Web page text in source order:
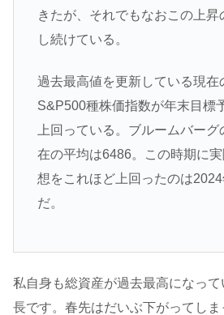
きたが、それでもなおこの上昇
し続けている。
過去最高値を更新している現在
S&P500種株価指数が年末目標
上回っている。ブルームバー
在の平均は6486。この時期に
想をこれほど上回ったのは
だ。
私自身も総資産が過去最高になっ
長です。春先はだいぶ下がってし